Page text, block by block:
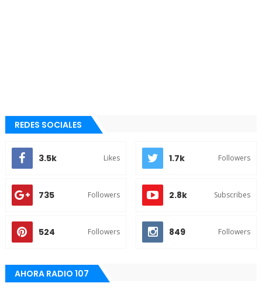
REDES SOCIALES
3.5k Likes 1.7k Followers
735 Followers 2.8k Subscribes
524 Followers 849 Followers
AHORA RADIO 107